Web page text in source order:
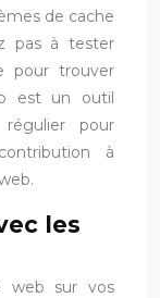
de cache
pas à tester
pour trouver
est un outil
pour
à
les
web sur vos